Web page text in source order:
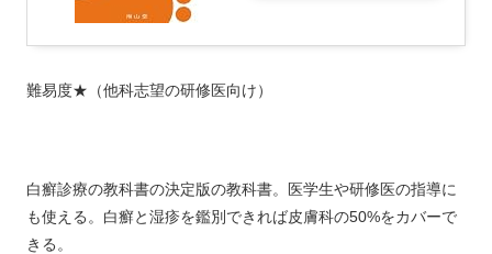
難易度★（他科志望の研修医向け）
白癬診療の教科書の決定版の教科書。医学生や研修医の指導に
も使える。白癬と湿疹を鑑別できれば皮膚科の50%をカバーで
きる。